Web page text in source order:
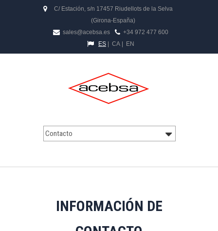
C/ Estación, s/n 17457 Riudellots de la Selva
(Girona-España)
sales@acebsa.es
+34 972 477 600
ES
CA EN
INFORMACIÓN DE